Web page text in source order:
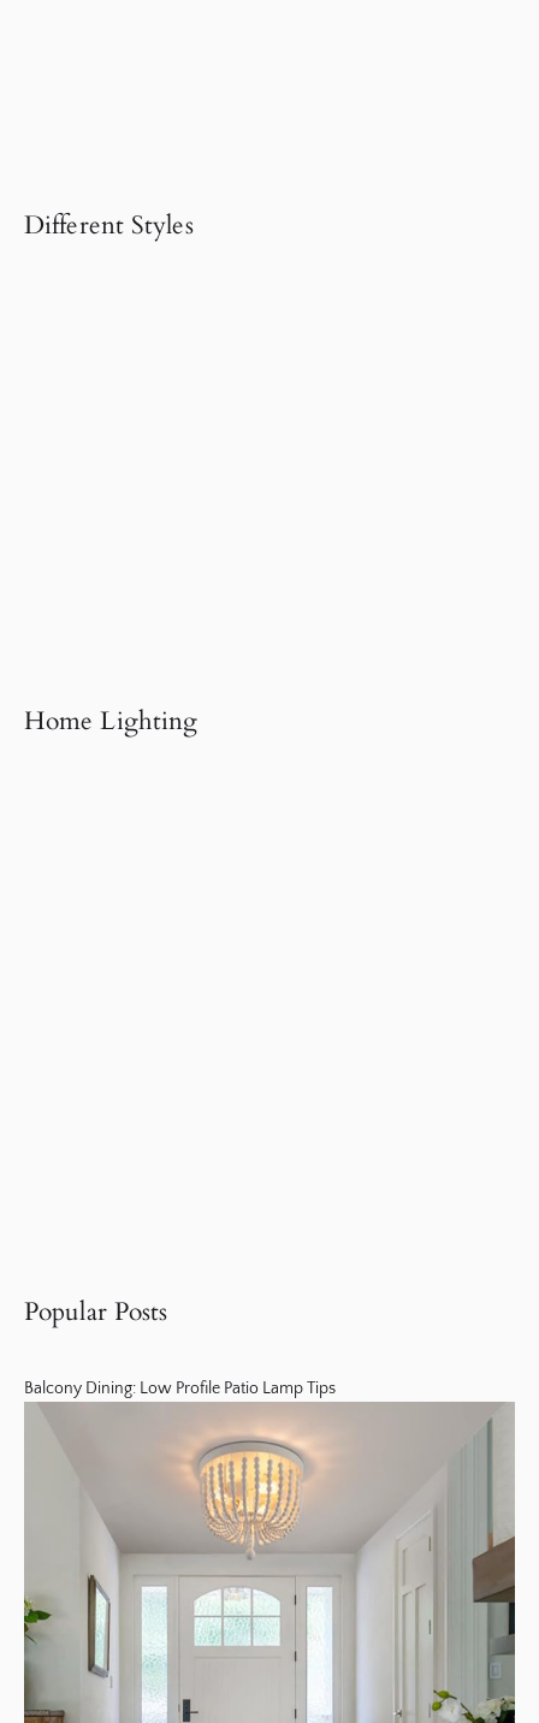
Different Styles
Home Lighting
Popular Posts
Balcony Dining: Low Profile Patio Lamp Tips